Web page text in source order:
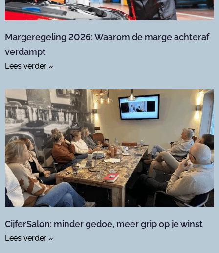
Margeregeling 2026: Waarom de marge achteraf
verdampt
Lees verder »
CijferSalon: minder gedoe, meer grip op je winst
Lees verder »